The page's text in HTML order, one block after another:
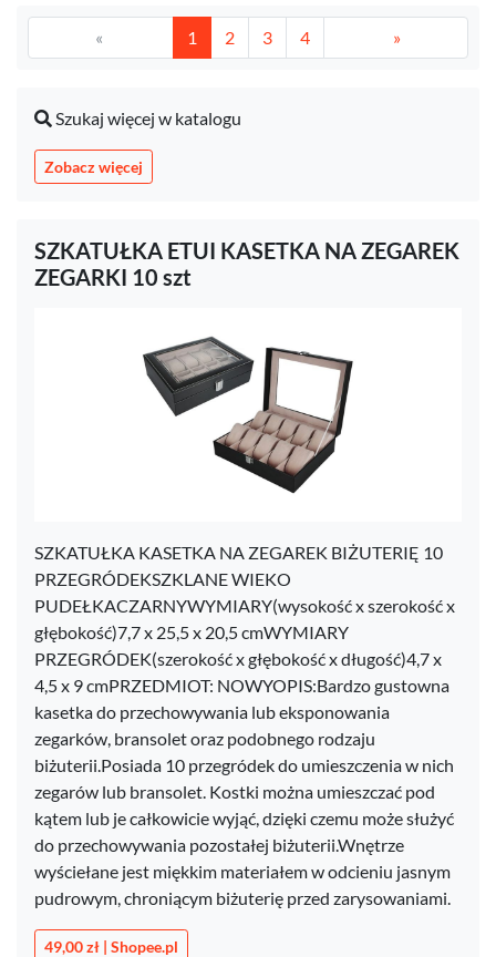
« 1 2 3 4 »
Szukaj więcej w katalogu
Zobacz więcej
SZKATUŁKA ETUI KASETKA NA ZEGAREK
ZEGARKI 10 szt
SZKATUŁKA KASETKA NA ZEGAREK BIŻUTERIĘ 10
PRZEGRÓDEKSZKLANE WIEKO
PUDEŁKACZARNYWYMIARY(wysokość x szerokość x
głębokość)7,7 x 25,5 x 20,5 cmWYMIARY
PRZEGRÓDEK(szerokość x głębokość x długość)4,7 x
4,5 x 9 cmPRZEDMIOT: NOWYOPIS:Bardzo gustowna
kasetka do przechowywania lub eksponowania
zegarków, bransolet oraz podobnego rodzaju
biżuterii.Posiada 10 przegródek do umieszczenia w nich
zegarów lub bransolet. Kostki można umieszczać pod
kątem lub je całkowicie wyjąć, dzięki czemu może służyć
do przechowywania pozostałej biżuterii.Wnętrze
wyściełane jest miękkim materiałem w odcieniu jasnym
pudrowym, chroniącym biżuterię przed zarysowaniami.
49,00 zł | Shopee.pl